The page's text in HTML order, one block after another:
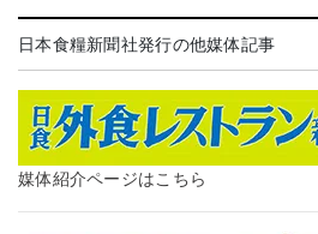
日本食糧新聞社発行の他媒体記事
媒体紹介ページはこちら